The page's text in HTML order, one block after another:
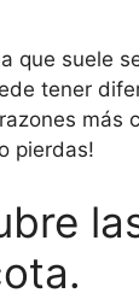
que suele
tener
más
pierdas!